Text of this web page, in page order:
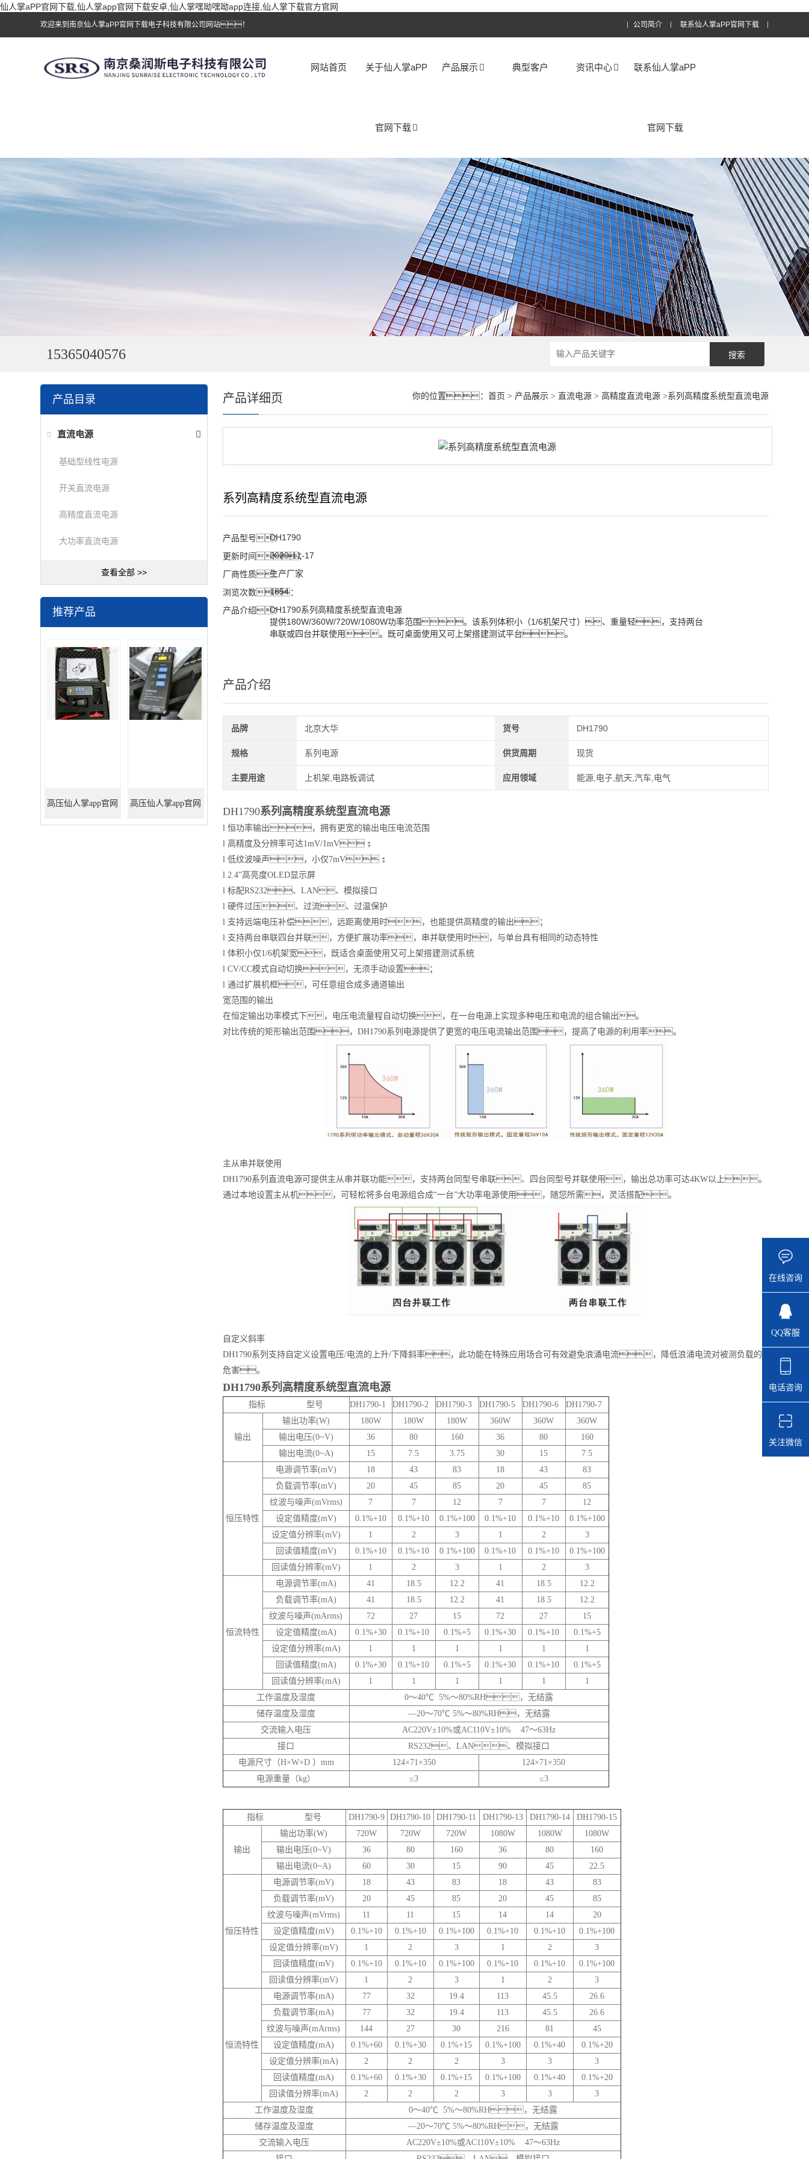
仙人掌aPP官网下载,仙人掌app官网下载安卓,仙人掌嘿呦嘿呦app连接,仙人掌下载官方官网
欢迎来到南京仙人掌aPP官网下载电子科技有限公司网站！ 公司简介 联系仙人掌aPP官网下载
网站首页 关于仙人掌aPP
官网下载
产品展示 典型客户 资讯中心 联系仙人掌aPP
官网下载
15365040576
产品目录
直流电源
基础型线性电源
开关直流电源
高精度直流电源
大功率直流电源
查看全部 >>
推荐产品
高压仙人掌app官网 高压仙人掌app官网
你的位置： 首页 > 产品展示> 直流电源 > 高精度直流电源 >系列高精度系统型直流电源
产品详细页
系列高精度系统型直流电源
产品型号：DH1790
更新时间：
2020-11-17
厂商性质：生产厂家
浏览次数：
1854
产品介绍：DH1790系列高精度系统型直流电源
提供180W/360W/720W/1080W功率范围。该系列体积小（1/6机架尺寸）、重量轻，支持两台
串联或四台并联使用。既可桌面使用又可上架搭建测试平台。
产品介绍
品牌 北京大华 货号 DH1790
规格 系列电源 供货周期 现货
主要用途 上机架,电路板调试 应用领域 能源,电子,航天,汽车,电气
DH1790系列高精度系统型直流电源
l 恒功率输出，拥有更宽的输出电压电流范围
l 高精度及分辨率可达1mV/1mV；
l 低纹波噪声，小仅7mV；
l 2.4”高亮度OLED显示屏
l 标配RS232、LAN、模拟接口
l 硬件过压、过流、过温保护
l 支持远端电压补偿，远距离使用时，也能提供高精度的输出；
l 支持两台串联四台并联，方便扩展功率，串并联使用时，与单台具有相同的动态特性
l 体积小仅1/6机架宽，既适合桌面使用又可上架搭建测试系统
l CV/CC模式自动切换，无须手动设置；
l 通过扩展机框，可任意组合成多通道输出
宽范围的输出
在恒定输出功率模式下，电压电流量程自动切换，在一台电源上实现多种电压和电流的组合输出。
对比传统的矩形输出范围，DH1790系列电源提供了更宽的电压电流输出范围，提高了电源的利用率。
主从串并联使用
DH1790系列直流电源可提供主从串并联功能，支持两台同型号串联、四台同型号并联使用，输出总功率可达4KW以上。
通过本地设置主从机，可轻松将多台电源组合成“一台”大功率电源使用，随您所需，灵活搭配。
自定义斜率
DH1790系列支持自定义设置电压/电流的上升/下降斜率，此功能在特殊应用场合可有效避免浪涌电流，降低浪涌电流对被测负载的
危害。
DH1790系列高精度系统型直流电源
指标 型号 DH1790-1 DH1790-2 DH1790-3 DH1790-5 DH1790-6 DH1790-7
输出
输出功率(W) 180W 180W 180W 360W 360W
360W
输出电压(0~V)
36 80 160 36 80
160
输出电流(0~A)
15 7.5 3.75 30 15 7.5
恒压特性
电源调节率(mV) 18 43 83 18 43
83
负载调节率(mV)
20 45 85 20 45
85
纹波与噪声(mVrms)
7 7 12 7 7
12
设定值精度(mV)
0.1%+10 0.1%+10 0.1%+100 0.1%+10 0.1%+10
0.1%+100
设定值分辨率(mV)
1 2 3 1 2
3
回读值精度(mV)
0.1%+10 0.1%+10 0.1%+100 0.1%+10 0.1%+10
0.1%+100
回读值分辨率(mV)
1 2 3 1 2 3
恒流特性
电源调节率(mA) 41 18.5 12.2 41 18.5
12.2
负载调节率(mA)
41 18.5 12.2 41 18.5
12.2
纹波与噪声(mArms)
72 27 15 72 27
15
设定值精度(mA)
0.1%+30 0.1%+10 0.1%+5 0.1%+30 0.1%+10
0.1%+5
设定值分辨率(mA)
1 1 1 1 1
1
回读值精度(mA)
0.1%+30 0.1%+10 0.1%+5 0.1%+30 0.1%+10
0.1%+5
回读值分辨率(mA)
1 1 1 1 1
1
工作温度及湿度
0～40℃ 5%～80%RH，无结露
储存温度及湿度
—20～70℃ 5%～80%RH，无结露
交流输入电压
AC220V±10%或AC110V±10% 47～63Hz
接口
RS232、LAN、模拟接口
电源尺寸（H×W×D ）mm
124×71×350
124×71×350
电源重量（kg）
≤3 ≤3
指标 型号 DH1790-9 DH1790-10 DH1790-11 DH1790-13 DH1790-14 DH1790-15
输出
输出功率(W) 720W 720W 720W 1080W 1080W
1080W
输出电压(0~V)
36 80 160 36 80
160
输出电流(0~A)
60 30 15 90 45 22.5
恒压特性
电源调节率(mV) 18 43 83 18 43
83
负载调节率(mV)
20 45 85 20 45
85
纹波与噪声(mVrms)
11 11 15 14 14
20
设定值精度(mV)
0.1%+10 0.1%+10 0.1%+100 0.1%+10 0.1%+10
0.1%+100
设定值分辨率(mV)
1 2 3 1 2
3
回读值精度(mV)
0.1%+10 0.1%+10 0.1%+100 0.1%+10 0.1%+10
0.1%+100
回读值分辨率(mV)
1 2 3 1 2 3
恒流特性
电源调节率(mA) 77 32 19.4 113 45.5
26.6
负载调节率(mA)
77 32 19.4 113 45.5
26.6
纹波与噪声(mArms)
144 27 30 216 81
45
设定值精度(mA)
0.1%+60 0.1%+30 0.1%+15 0.1%+100 0.1%+40
0.1%+20
设定值分辨率(mA)
2 2 2 3 3
3
回读值精度(mA)
0.1%+60 0.1%+30 0.1%+15 0.1%+100 0.1%+40
0.1%+20
回读值分辨率(mA)
2 2 2 3 3
3
工作温度及湿度
0～40℃ 5%～80%RH，无结露
储存温度及湿度
—20～70℃ 5%～80%RH，无结露
交流输入电压
AC220V±10%或AC110V±10% 47～63Hz
在线咨询
QQ客服
电话咨询
关注微信